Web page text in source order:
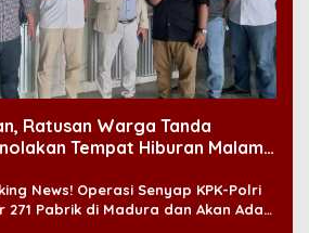
Ratusan Warga Tanda
Tempat Hiburan Malam
News! Operasi Senyap KPK-Polri
271 Pabrik di Madura dan Akan Ada